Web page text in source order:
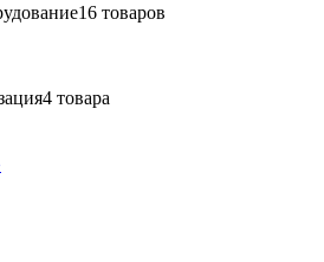
16 товаров
4 товара